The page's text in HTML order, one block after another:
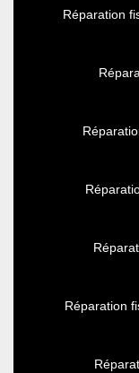
Réparation
Réparation